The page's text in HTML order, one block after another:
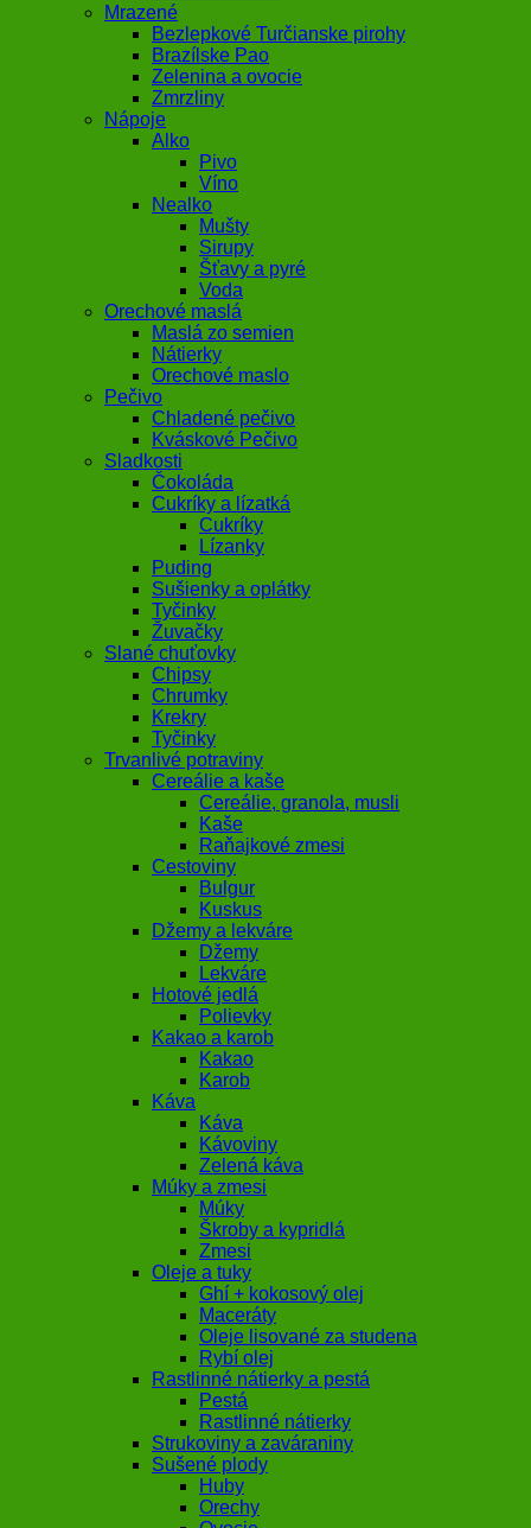
Mrazené
Bezlepkové Turčianske pirohy
Brazílske Pao
Zelenina a ovocie
Zmrzliny
Nápoje
Alko
Pivo
Víno
Nealko
Mušty
Sirupy
Šťavy a pyré
Voda
Orechové maslá
Maslá zo semien
Nátierky
Orechové maslo
Pečivo
Chladené pečivo
Kváskové Pečivo
Sladkosti
Čokoláda
Cukríky a lízatká
Cukríky
Lízanky
Puding
Sušienky a oplátky
Tyčinky
Žuvačky
Slané chuťovky
Chipsy
Chrumky
Krekry
Tyčinky
Trvanlivé potraviny
Cereálie a kaše
Cereálie, granola, musli
Kaše
Raňajkové zmesi
Cestoviny
Bulgur
Kuskus
Džemy a lekváre
Džemy
Lekváre
Hotové jedlá
Polievky
Kakao a karob
Kakao
Karob
Káva
Káva
Kávoviny
Zelená káva
Múky a zmesi
Múky
Škroby a kypridlá
Zmesi
Oleje a tuky
Ghí + kokosový olej
Maceráty
Oleje lisované za studena
Rybí olej
Rastlinné nátierky a pestá
Pestá
Rastlinné nátierky
Strukoviny a zaváraniny
Sušené plody
Huby
Orechy